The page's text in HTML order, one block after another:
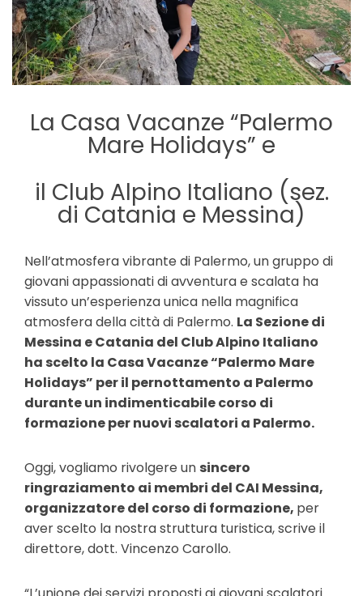
La Casa Vacanze “Palermo
Mare Holidays” e
il Club Alpino Italiano (sez.
di Catania e Messina)
Nell’atmosfera vibrante di Palermo, un gruppo di
giovani appassionati di avventura e scalata ha
vissuto un’esperienza unica nella magnifica
atmosfera della città di Palermo. La Sezione di
Messina e Catania del Club Alpino Italiano
ha scelto la Casa Vacanze “Palermo Mare
Holidays” per il pernottamento a Palermo
durante un indimenticabile corso di
formazione per nuovi scalatori a Palermo.
Oggi, vogliamo rivolgere un sincero
ringraziamento ai membri del CAI Messina,
organizzatore del corso di formazione, per
aver scelto la nostra struttura turistica, scrive il
direttore, dott. Vincenzo Carollo.